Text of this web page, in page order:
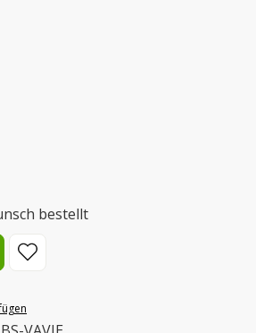
bestellt
gewünschten Wert ein oder benutze